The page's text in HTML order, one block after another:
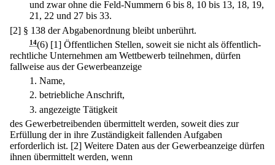
und zwar ohne die Feld-Nummern 6 bis 8, 10 bis 13, 18, 19,
21, 22 und 27 bis 33.
[2] § 138 der Abgabenordnung bleibt unberührt.
14(6) [1] Öffentlichen Stellen, soweit sie nicht als öffentlich-
rechtliche Unternehmen am Wettbewerb teilnehmen, dürfen
fallweise aus der Gewerbeanzeige
1. Name,
2. betriebliche Anschrift,
3. angezeigte Tätigkeit
des Gewerbetreibenden übermittelt werden, soweit dies zur
Erfüllung der in ihre Zuständigkeit fallenden Aufgaben
erforderlich ist. [2] Weitere Daten aus der Gewerbeanzeige dürfen
ihnen übermittelt werden, wenn